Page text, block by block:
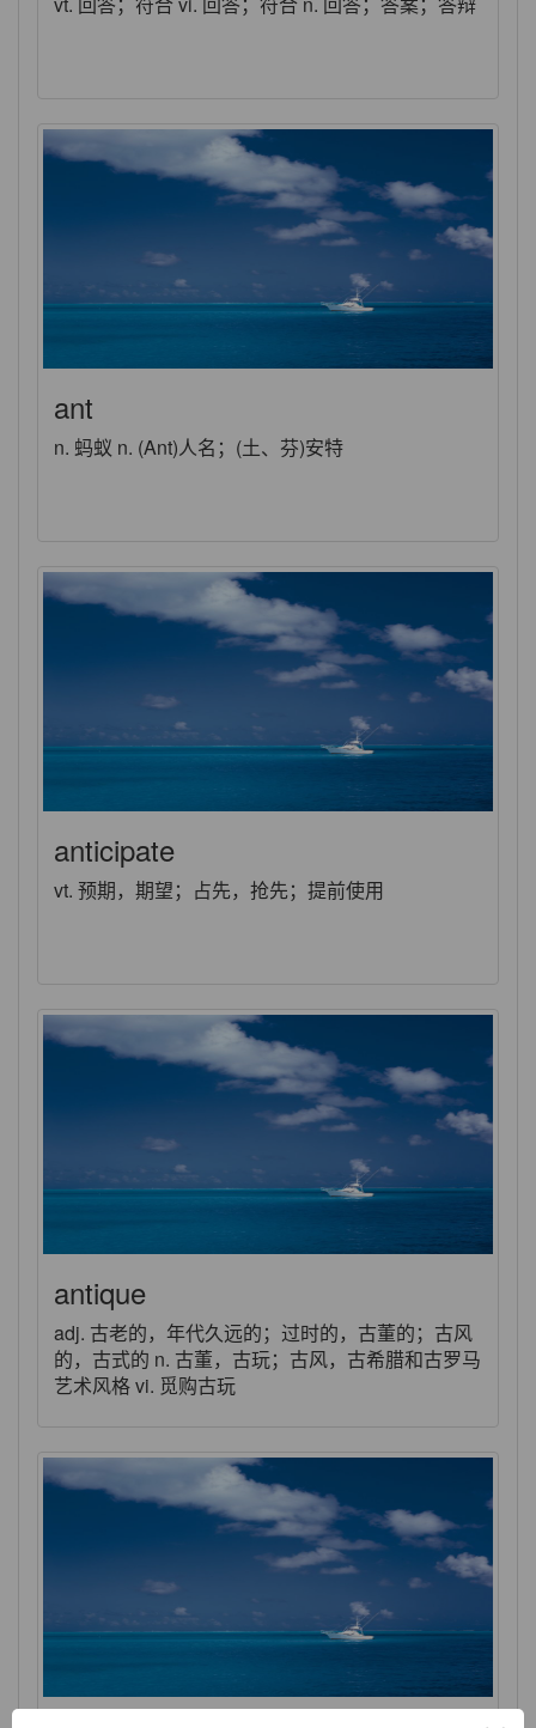
ant
n. 蚂蚁 n. (Ant)人名；(土、芬)安特
anticipate
vt. 预期，期望；占先，抢先；提前使用
antique
adj. 古老的，年代久远的；过时的，古董的；古风
的，古式的 n. 古董，古玩；古风，古希腊和古罗马
艺术风格 vi. 觅购古玩